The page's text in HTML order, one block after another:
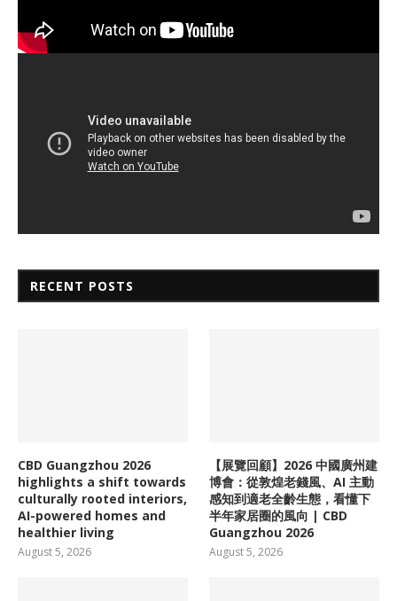
RECENT POSTS
CBD Guangzhou 2026
highlights a shift towards
culturally rooted interiors,
AI-powered homes and
healthier living
August 5, 2026
【展覽回顧】2026 中國廣州建
博會：從敦煌老錢風、AI 主動
感知到適老全齡生態，看懂下
半年家居圈的風向 | CBD
Guangzhou 2026
August 5, 2026